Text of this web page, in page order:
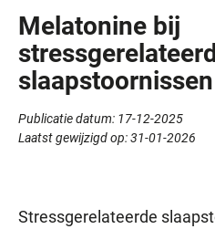
Melatonine bij
slaapstoornissen
Publicatie datum: 17-12-2025
Laatst gewijzigd op:31-01-2026
Stressgerelateerde